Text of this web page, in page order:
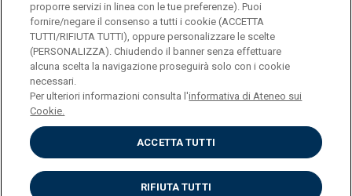
PI 02133120150
ENGLISH
Privacy
Accessibilità
Cookies
proporre servizi in linea con le tue preferenze). Puoi
fornire/negare il consenso a tutti i cookie (ACCETTA
TUTTI/RIFIUTA TUTTI), oppure personalizzare le scelte
(PERSONALIZZA). Chiudendo il banner senza effettuare
alcuna scelta la navigazione proseguirà solo con i cookie
necessari.
Per ulteriori informazioni consulta l'informativa di Ateneo sui
Cookie.
ACCETTA TUTTI
RIFIUTA TUTTI